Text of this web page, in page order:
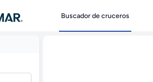
Buscador de cruceros